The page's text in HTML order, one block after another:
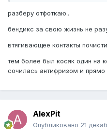
разберу отфоткаю..
бендикс за свою жизнь не
втягивающее контакты
тем более был косяк один на
сочилась антифризом и
AlexPit
Опубликовано 21